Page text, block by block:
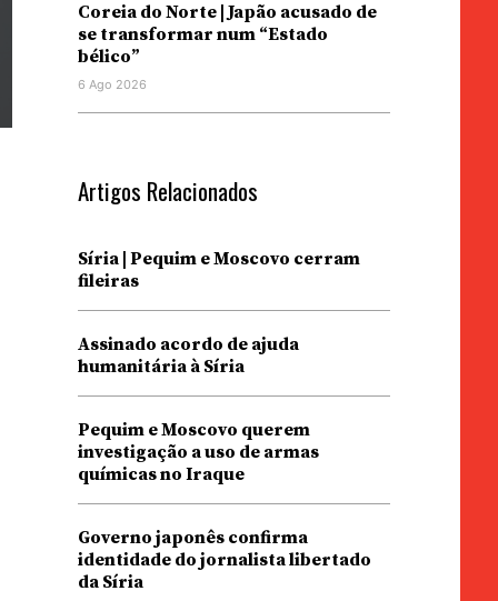
Coreia do Norte | Japão acusado de
se transformar num “Estado
bélico”
6 Ago 2026
Artigos Relacionados
Síria | Pequim e Moscovo cerram
fileiras
Assinado acordo de ajuda
humanitária à Síria
Pequim e Moscovo querem
investigação a uso de armas
químicas no Iraque
Governo japonês confirma
identidade do jornalista libertado
da Síria